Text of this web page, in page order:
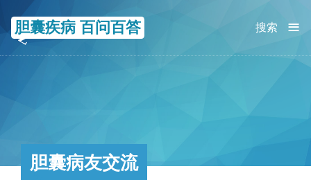
胆囊疾病 百问百答 ≡
搜索
胆囊病友交流